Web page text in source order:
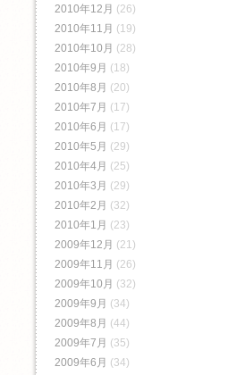
2010年12月 (26)
2010年11月 (19)
2010年10月 (28)
2010年9月 (18)
2010年8月 (20)
2010年7月 (17)
2010年6月 (17)
2010年5月 (29)
2010年4月 (25)
2010年3月 (29)
2010年2月 (32)
2010年1月 (23)
2009年12月 (21)
2009年11月 (26)
2009年10月 (32)
2009年9月 (34)
2009年8月 (44)
2009年7月 (35)
2009年6月 (34)